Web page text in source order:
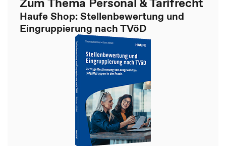
Haufe Shop: Stellenbewertung und
Eingruppierung nach TVöD